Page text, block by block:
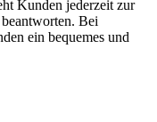
Kunden jederzeit zur
Bei
ein bequemes und